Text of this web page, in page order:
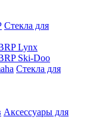
Стекла для
Lynx
Ski-Doo
Стекла для
Аксессуары для